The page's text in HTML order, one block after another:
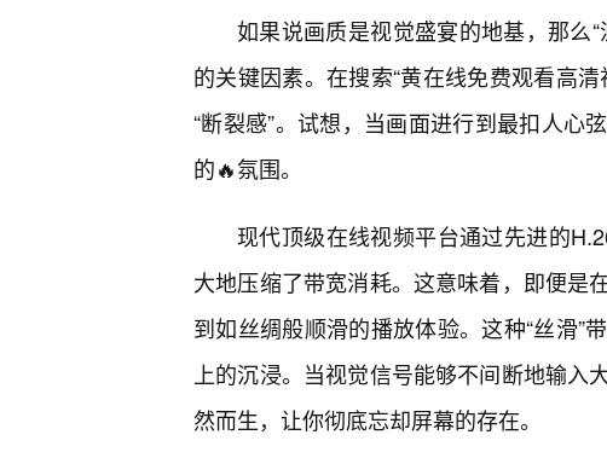
如果说画质是视觉盛宴的地基，那么
的关键因素。在搜索“黄在线免费观看高
“断裂感”。试想，当画面进行到最扣人心
的🔥氛围。
现代顶级在线视频平台通过先进的
大地压缩了带宽消耗。这意味着，即便是
到如丝绸般顺滑的播放体验。这种“丝滑”
上的沉浸。当视觉信号能够不间断地输入
然而生，让你彻底忘却屏幕的存在。